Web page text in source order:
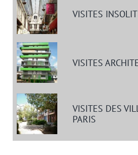
VISITES
VISITES
VISITES DES
PARIS